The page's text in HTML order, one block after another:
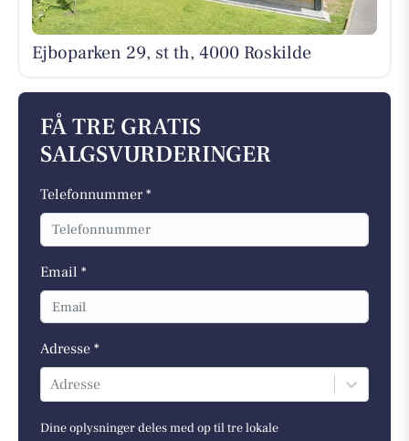
Ejboparken 29, st th, 4000 Roskilde
FÅ TRE GRATIS
SALGSVURDERINGER
Telefonnummer *
Email *
Adresse *
Adresse
Dine oplysninger deles med op til tre lokale